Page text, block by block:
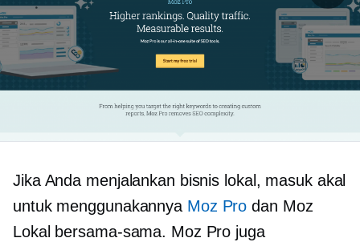
Jika Anda menjalankan bisnis lokal, masuk akal
untuk menggunakannya Moz Pro dan Moz
Lokal bersama-sama. Moz Pro juga